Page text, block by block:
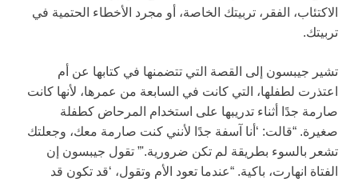
الاكتئاب، الفقر، تربيتك الخاصة، أو مجرد الأخطاء الحتمية في
تربيتك.
تشير جيبسون إلى القصة التي تتضمنها في كتابها عن أم
اعتذرت لطفلها، التي كانت في السابعة من عمرها، لأنها كانت
صارمة جدًا أثناء تدريبها على استخدام المرحاض كطفلة
صغيرة. “قالت: ‘أنا آسفة جدًا لأنني كنت صارمة معك، وجعلتك
تشعر بالسوء بطريقة لم تكن ضرورية.'” تقول جيبسون إن
الفتاة انهارت، باكية. “عندما تعود الأم وتقول، ‘قد تكون قد